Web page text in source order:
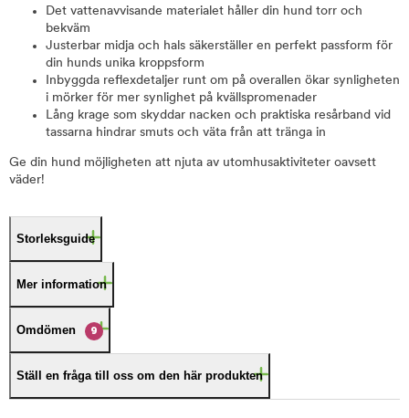
Det vattenavvisande materialet håller din hund torr och
bekväm
Justerbar midja och hals säkerställer en perfekt passform för
din hunds unika kroppsform
Inbyggda reflexdetaljer runt om på overallen ökar synligheten
i mörker för mer synlighet på kvällspromenader
Lång krage som skyddar nacken och praktiska resårband vid
tassarna hindrar smuts och väta från att tränga in
Ge din hund möjligheten att njuta av utomhusaktiviteter oavsett
väder!
Storleksguide
Mer information
Omdömen 9
Ställ en fråga till oss om den här produkten